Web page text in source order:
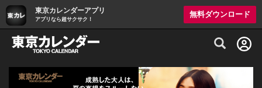
東京カレンダーアプリ
アプリなら超サクサク！
無料ダウンロード
グルメ情報・プレミアムレストラン予約